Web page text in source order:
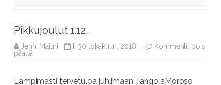
Pikkujoulut 1.12.
Jenni Majuri ti 30 lokakuun, 2018 .
Kommentit pois
päältä artikkelissa
Lämpimästi tervetuloa juhlimaan Tango aMoroso